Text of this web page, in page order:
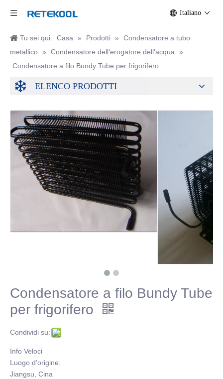
Italiano
Tu sei qui: Casa » Prodotti »
Condensatore a tubo
metallico » Condensatore dell'erogatore dell'acqua
»
Condensatore a filo Bundy Tube per frigorifero
ELENCO PRODOTTI
Condensatore a filo Bundy Tube
per frigorifero
Condividi su:
Info Veloci
Luogo d'origine:
Jiangsu, Cina